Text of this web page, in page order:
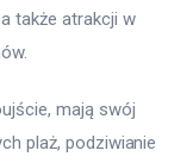
także atrakcji w
mają swój
plaż, podziwianie